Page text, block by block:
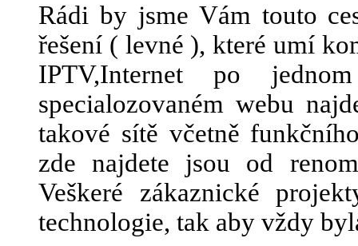
Rádi by jsme Vám touto
řešení ( levné ), které umí
IPTV,Internet po
specialozovaném webu
takové sítě včetně
zde najdete jsou od
Veškeré zákaznické
technologie, tak aby vždy